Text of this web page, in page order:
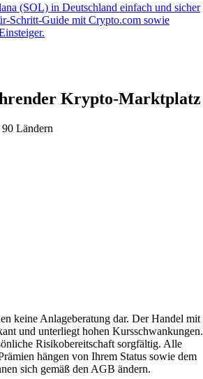
(SOL) in Deutschland einfach und sicher
Schritt-Guide mit Crypto.com sowie
Krypto-Marktplatz
Ländern
keine Anlageberatung dar. Der Handel mit
und unterliegt hohen Kursschwankungen.
Risikobereitschaft sorgfältig. Alle
hängen von Ihrem Status sowie dem
sich gemäß den AGB ändern.